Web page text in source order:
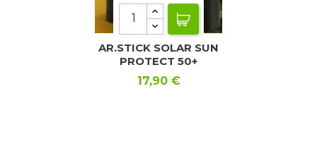
AR.STICK SOLAR SUN
PROTECT 50+
Precio
17,90 €